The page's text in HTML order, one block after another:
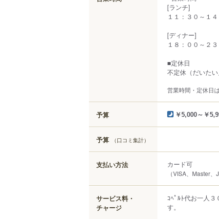
[ランチ]
１１：３０～１
[ディナー]
１８：００～２
■定休日
不定休（だいた
営業時間・定休日
予算 ￥5,000～￥
予算 （口コミ集計）
支払い方法 カード可
（VISA、Master
サービス料・
チャージ
ｺﾍﾟﾙﾄ代お一人
す。